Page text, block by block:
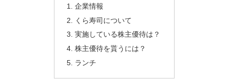
企業情報
くら寿司について
実施している株主優待は？
株主優待を貰うには？
ランチ